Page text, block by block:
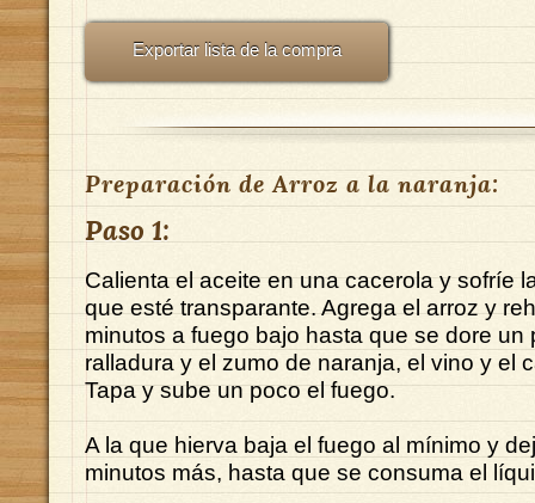
Exportar lista de la compra
Preparación de Arroz a la naranja:
Paso 1:
Calienta el aceite en una cacerola y sofríe
que esté transparante. Agrega el arroz y
minutos a fuego bajo hasta que se dore un
ralladura y el zumo de naranja, el vino y el
Tapa y sube un poco el fuego.
A la que hierva baja el fuego al mínimo y
minutos más, hasta que se consuma el